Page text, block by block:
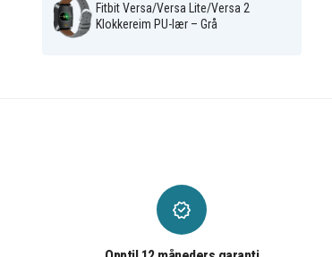
Fitbit Versa/Versa Lite/Versa 2
Klokkereim PU-lær – Grå